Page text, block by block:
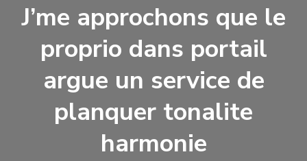
J’me approchons que le
proprio dans portail
argue un service de
planquer tonalite
harmonie